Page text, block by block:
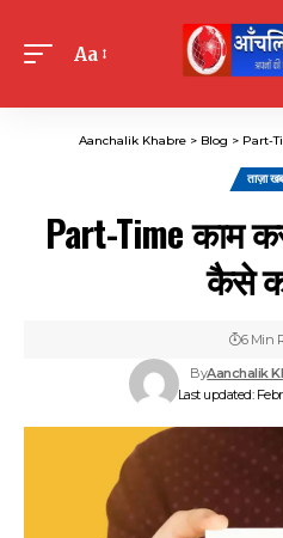
Font
Aa
Aanchalik Khabre> Blog > Part-
ताज़ा
Part-Time काम
कैसे
Last updated:
ByAanchalik
6 Min